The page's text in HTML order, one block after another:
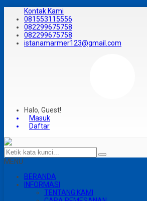
Kontak Kami
081553115556
082299675758
082299675758
istanamarmer123@gmail.com
Halo, Guest!
Masuk
Daftar
MENU
BERANDA
INFORMASI
TENTANG KAMI